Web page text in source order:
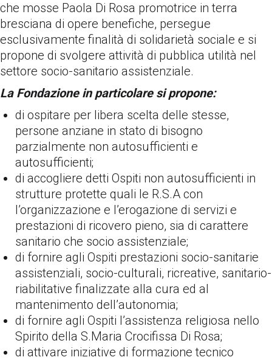
che mosse Paola Di Rosa promotrice in terra
bresciana di opere benefiche, persegue
esclusivamente finalità di solidarietà sociale e si
propone di svolgere attività di pubblica utilità nel
settore socio-sanitario assistenziale.
La Fondazione in particolare si propone:
di ospitare per libera scelta delle stesse,
persone anziane in stato di bisogno
parzialmente non autosufficienti e
autosufficienti;
di accogliere detti Ospiti non autosufficienti in
strutture protette quali le R.S.A con
l’organizzazione e l’erogazione di servizi e
prestazioni di ricovero pieno, sia di carattere
sanitario che socio assistenziale;
di fornire agli Ospiti prestazioni socio-sanitarie
assistenziali, socio-culturali, ricreative, sanitario-
riabilitative finalizzate alla cura ed al
mantenimento dell’autonomia;
di fornire agli Ospiti l’assistenza religiosa nello
Spirito della S.Maria Crocifissa Di Rosa;
di attivare iniziative di formazione tecnico